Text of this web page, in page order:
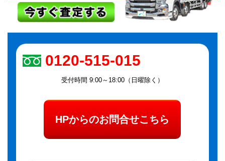
0120-515-015
受付時間 9:00～18:00（日曜除く）
HPからのお問合せこちら